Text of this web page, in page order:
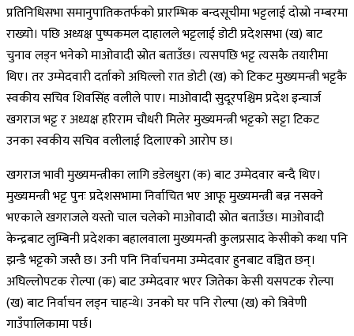
प्रतिनिधिसभा समानुपातिकतर्फको प्रारम्भिक बन्दसूचीमा भट्टलाई दोस्रो नम्बरमा
राख्यो। पछि अध्यक्ष पुष्पकमल दाहालले भट्टलाई डोटी प्रदेशसभा (ख) बाट
चुनाव लड्न भनेको माओवादी स्रोत बताउँछ। त्यसपछि भट्ट त्यसकै तयारीमा
थिए। तर उम्मेदवारी दर्ताको अघिल्लो रात डोटी (ख) को टिकट मुख्यमन्त्री भट्टकै
स्वकीय सचिव शिवसिंह वलीले पाए। माओवादी सुदूरपश्चिम प्रदेश इन्चार्ज
खगराज भट्ट र अध्यक्ष हरिराम चौधरी मिलेर मुख्यमन्त्री भट्टको सट्टा टिकट
उनका स्वकीय सचिव वलीलाई दिलाएको आरोप छ।
खगराज भावी मुख्यमन्त्रीका लागि डडेलधुरा (क) बाट उम्मेदवार बन्दै थिए।
मुख्यमन्त्री भट्ट पुनः प्रदेशसभामा निर्वाचित भए आफू मुख्यमन्त्री बन्न नसक्ने
भएकाले खगराजले यस्तो चाल चलेको माओवादी स्रोत बताउँछ। माओवादी
केन्द्रबाट लुम्बिनी प्रदेशका बहालवाला मुख्यमन्त्री कुलप्रसाद केसीको कथा पनि
झन्डै भट्टको जस्तै छ। उनी पनि निर्वाचनमा उम्मेदवार हुनबाट वञ्चित छन्।
अघिल्लोपटक रोल्पा (क) बाट उम्मेदवार भएर जितेका केसी यसपटक रोल्पा
(ख) बाट निर्वाचन लड्न चाहन्थे। उनको घर पनि रोल्पा (ख) को त्रिवेणी
गाउँपालिकामा पर्छ।